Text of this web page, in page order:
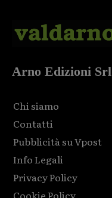
Arno Edizioni Srl
Chi siamo
Contatti
Pubblicità su Vpost
Info Legali
Privacy Policy
Cookie Policy